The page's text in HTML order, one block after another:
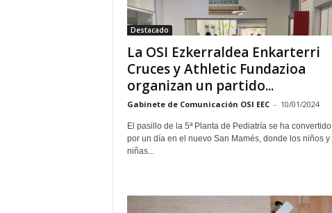
Destacado
La OSI Ezkerraldea Enkarterri
Cruces y Athletic Fundazioa
organizan un partido...
Gabinete de Comunicación OSI EEC - 10/01/2024
El pasillo de la 5ª Planta de Pediatría se ha convertido
por un día en el nuevo San Mamés, donde los niños y
niñas...